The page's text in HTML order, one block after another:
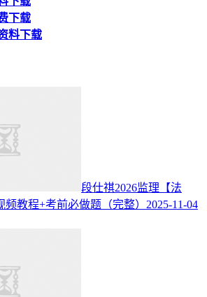
下载
料下载
段仕祺2026监理【法
教程+考前必做题（完整） 2025-11-04